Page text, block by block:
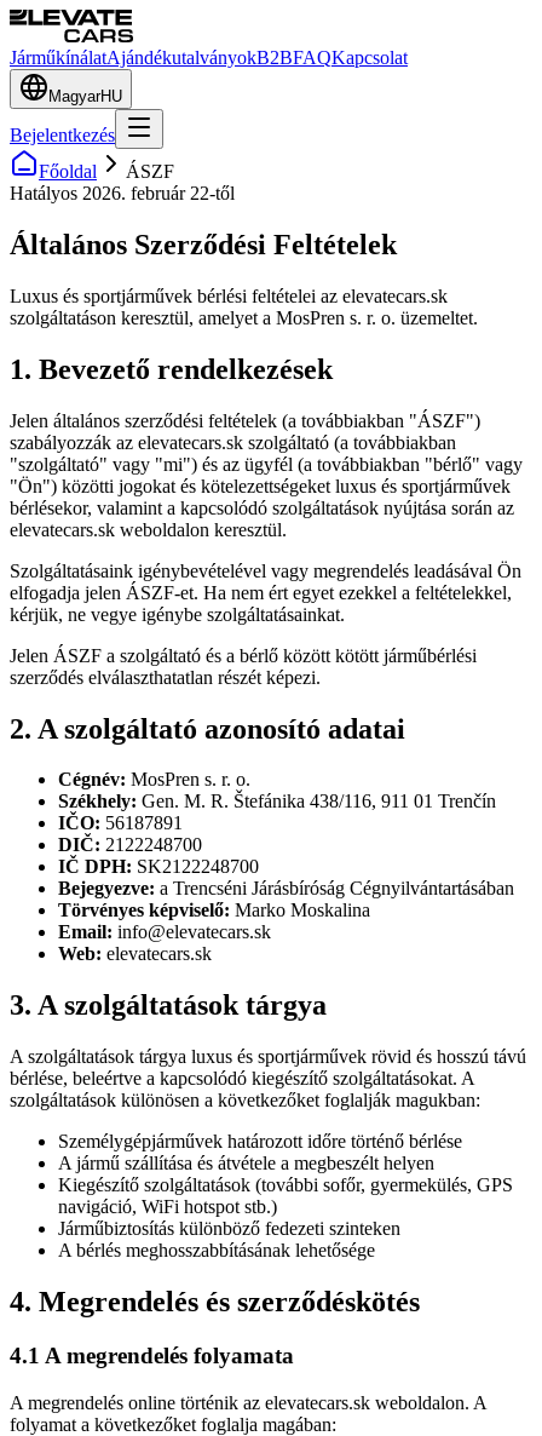
JárműkínálatAjándékutalványokB2BFAQKapcsolat
MagyarHU
Bejelentkezés
Főoldal
ÁSZF
Hatályos 2026. február 22-től
Általános Szerződési Feltételek
Luxus és sportjárművek bérlési feltételei az elevatecars.sk
szolgáltatáson keresztül, amelyet a MosPren s. r. o. üzemeltet.
1. Bevezető rendelkezések
Jelen általános szerződési feltételek (a továbbiakban "ÁSZF")
szabályozzák az elevatecars.sk szolgáltató (a továbbiakban
"szolgáltató" vagy "mi") és az ügyfél (a továbbiakban "bérlő" vagy
"Ön") közötti jogokat és kötelezettségeket luxus és sportjárművek
bérlésekor, valamint a kapcsolódó szolgáltatások nyújtása során az
elevatecars.sk weboldalon keresztül.
Szolgáltatásaink igénybevételével vagy megrendelés leadásával Ön
elfogadja jelen ÁSZF-et. Ha nem ért egyet ezekkel a feltételekkel,
kérjük, ne vegye igénybe szolgáltatásainkat.
Jelen ÁSZF a szolgáltató és a bérlő között kötött járműbérlési
szerződés elválaszthatatlan részét képezi.
2. A szolgáltató azonosító adatai
Cégnév: MosPren s. r. o.
Székhely: Gen. M. R. Štefánika 438/116, 911 01 Trenčín
IČO: 56187891
DIČ: 2122248700
IČ DPH: SK2122248700
Bejegyezve: a Trencséni Járásbíróság Cégnyilvántartásában
Törvényes képviselő: Marko Moskalina
Email: info@elevatecars.sk
Web: elevatecars.sk
3. A szolgáltatások tárgya
A szolgáltatások tárgya luxus és sportjárművek rövid és hosszú távú
bérlése, beleértve a kapcsolódó kiegészítő szolgáltatásokat. A
szolgáltatások különösen a következőket foglalják magukban:
Személygépjárművek határozott időre történő bérlése
A jármű szállítása és átvétele a megbeszélt helyen
Kiegészítő szolgáltatások (további sofőr, gyermekülés, GPS
navigáció, WiFi hotspot stb.)
Járműbiztosítás különböző fedezeti szinteken
A bérlés meghosszabbításának lehetősége
4. Megrendelés és szerződéskötés
4.1 A megrendelés folyamata
A megrendelés online történik az elevatecars.sk weboldalon. A
folyamat a következőket foglalja magában: